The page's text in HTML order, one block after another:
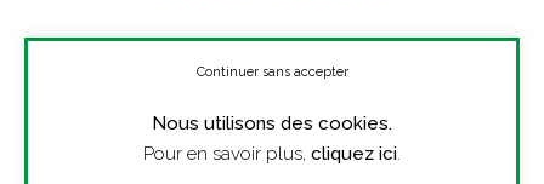
SUIVEZ-NOUS
Nous utilisons des cookies.
Pour en savoir plus, cliquez ici.
Continuer sans accepter